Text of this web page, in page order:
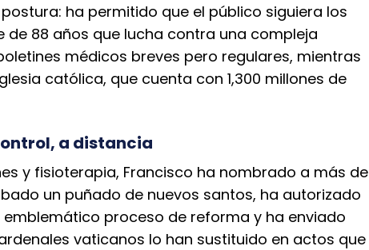
ha permitido que el público siguiera los
88 años que lucha contra una compleja
médicos breves pero regulares, mientras
católica, que cuenta con 1,300 millones de
a distancia
y fisioterapia, Francisco ha nombrado a más de
un puñado de nuevos santos, ha autorizado
proceso de reforma y ha enviado
vaticanos lo han sustituido en actos que